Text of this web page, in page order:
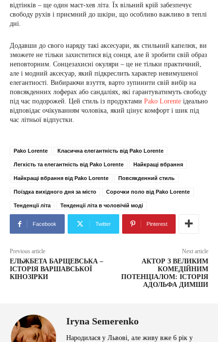
відтінків – ще один маст-хев літа. Їх вільний крій забезпечує
свободу рухів і приємний до шкіри, що особливо важливо в теплі
дні.
Додавши до свого наряду такі аксесуари, як стильний капелюх, ви
зможете не тільки захиститися від сонця, але й зробити свій образ
неповторним. Сонцезахисні окуляри – це не тільки практичний,
але і модний аксесуар, який підкреслить характер невимушеної
елегантності. Вибираючи взуття, варто зупинити свій вибір на
повсякденних лоферах або сандаліях, які гарантуватимуть свободу
під час подорожей. Цей стиль із продуктами Pako Lorente ідеально
відповідає очікуванням чоловіка, який цінує комфорт і шик під
час літньої відпустки.
Pako Lorente Класична елегантність від Pako Lorente
Легкість та елегантність від Pako Lorente Найкращі вбрання
Найкращі вбрання від Pako Lorente Повсякденний стиль
Поїздка вихідного дня за місто Сорочки поло від Pako Lorente
Тенденції літа Тенденції літа в чоловічій моді
Facebook Twitter Pinterest
Previous article
ЕЛЬЖБЕТА БАРЩЕВСЬКА –
ІСТОРІЯ ВАРШАВСЬКОЇ
КІНОЗІРКИ
Next article
АКТОР З ВЕЛИКИМ
КОМЕДІЙНИМ
ПОТЕНЦІАЛОМ: ІСТОРІЯ
АДОЛЬФА ДИМШИ
Iryna Semerenko
Народилася у Львові, але живу вже 6 рік у